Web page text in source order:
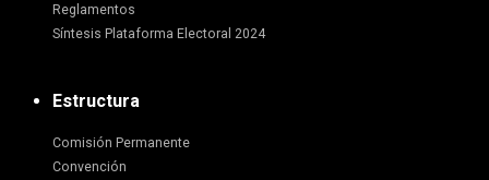
Reglamentos
Síntesis Plataforma Electoral 2024
Estructura
Comisión Permanente
Convención